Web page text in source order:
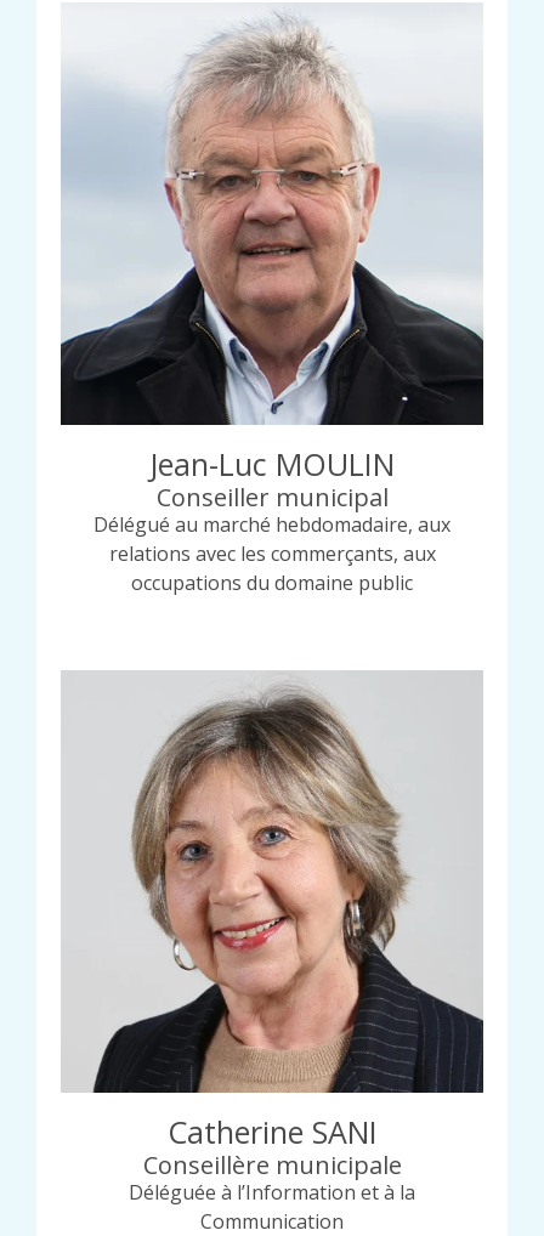
Jean-Luc MOULIN
Conseiller municipal
Délégué au marché hebdomadaire, aux
relations avec les commerçants, aux
occupations du domaine public
Catherine SANI
Conseillère municipale
Déléguée à l’Information et à la
Communication